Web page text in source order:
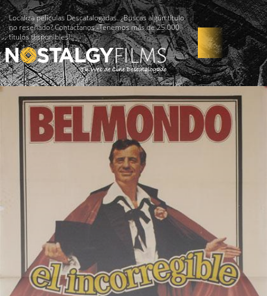
Localiza películas Descatalogadas. ¿Buscas algún título
no reseñado? Contáctanos -Tenemos más de 25.000
títulos disponibles!